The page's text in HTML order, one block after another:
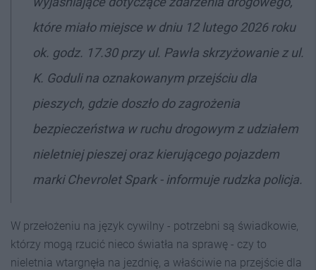
które miało miejsce w dniu 12 lutego 2026 roku
ok. godz. 17.30 przy ul. Pawła skrzyżowanie z ul.
K. Goduli na oznakowanym przejściu dla
pieszych, gdzie doszło do zagrożenia
bezpieczeństwa w ruchu drogowym z udziałem
nieletniej pieszej oraz kierującego pojazdem
marki Chevrolet Spark - informuje rudzka policja.
W przełożeniu na język cywilny - potrzebni są świadkowie,
którzy mogą rzucić nieco światła na sprawę - czy to
nieletnia wtargnęła na jezdnię, a właściwie na przejście dla